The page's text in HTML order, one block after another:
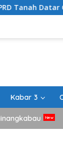
Gelar
Kabar 3